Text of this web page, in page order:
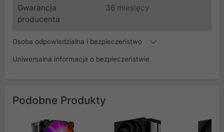
Gwarancja
producenta
36 miesięcy
Osoba odpowiedzialna i bezpieczeństwo
Uniwersalna informacja o bezpieczeństwie
Podobne Produkty